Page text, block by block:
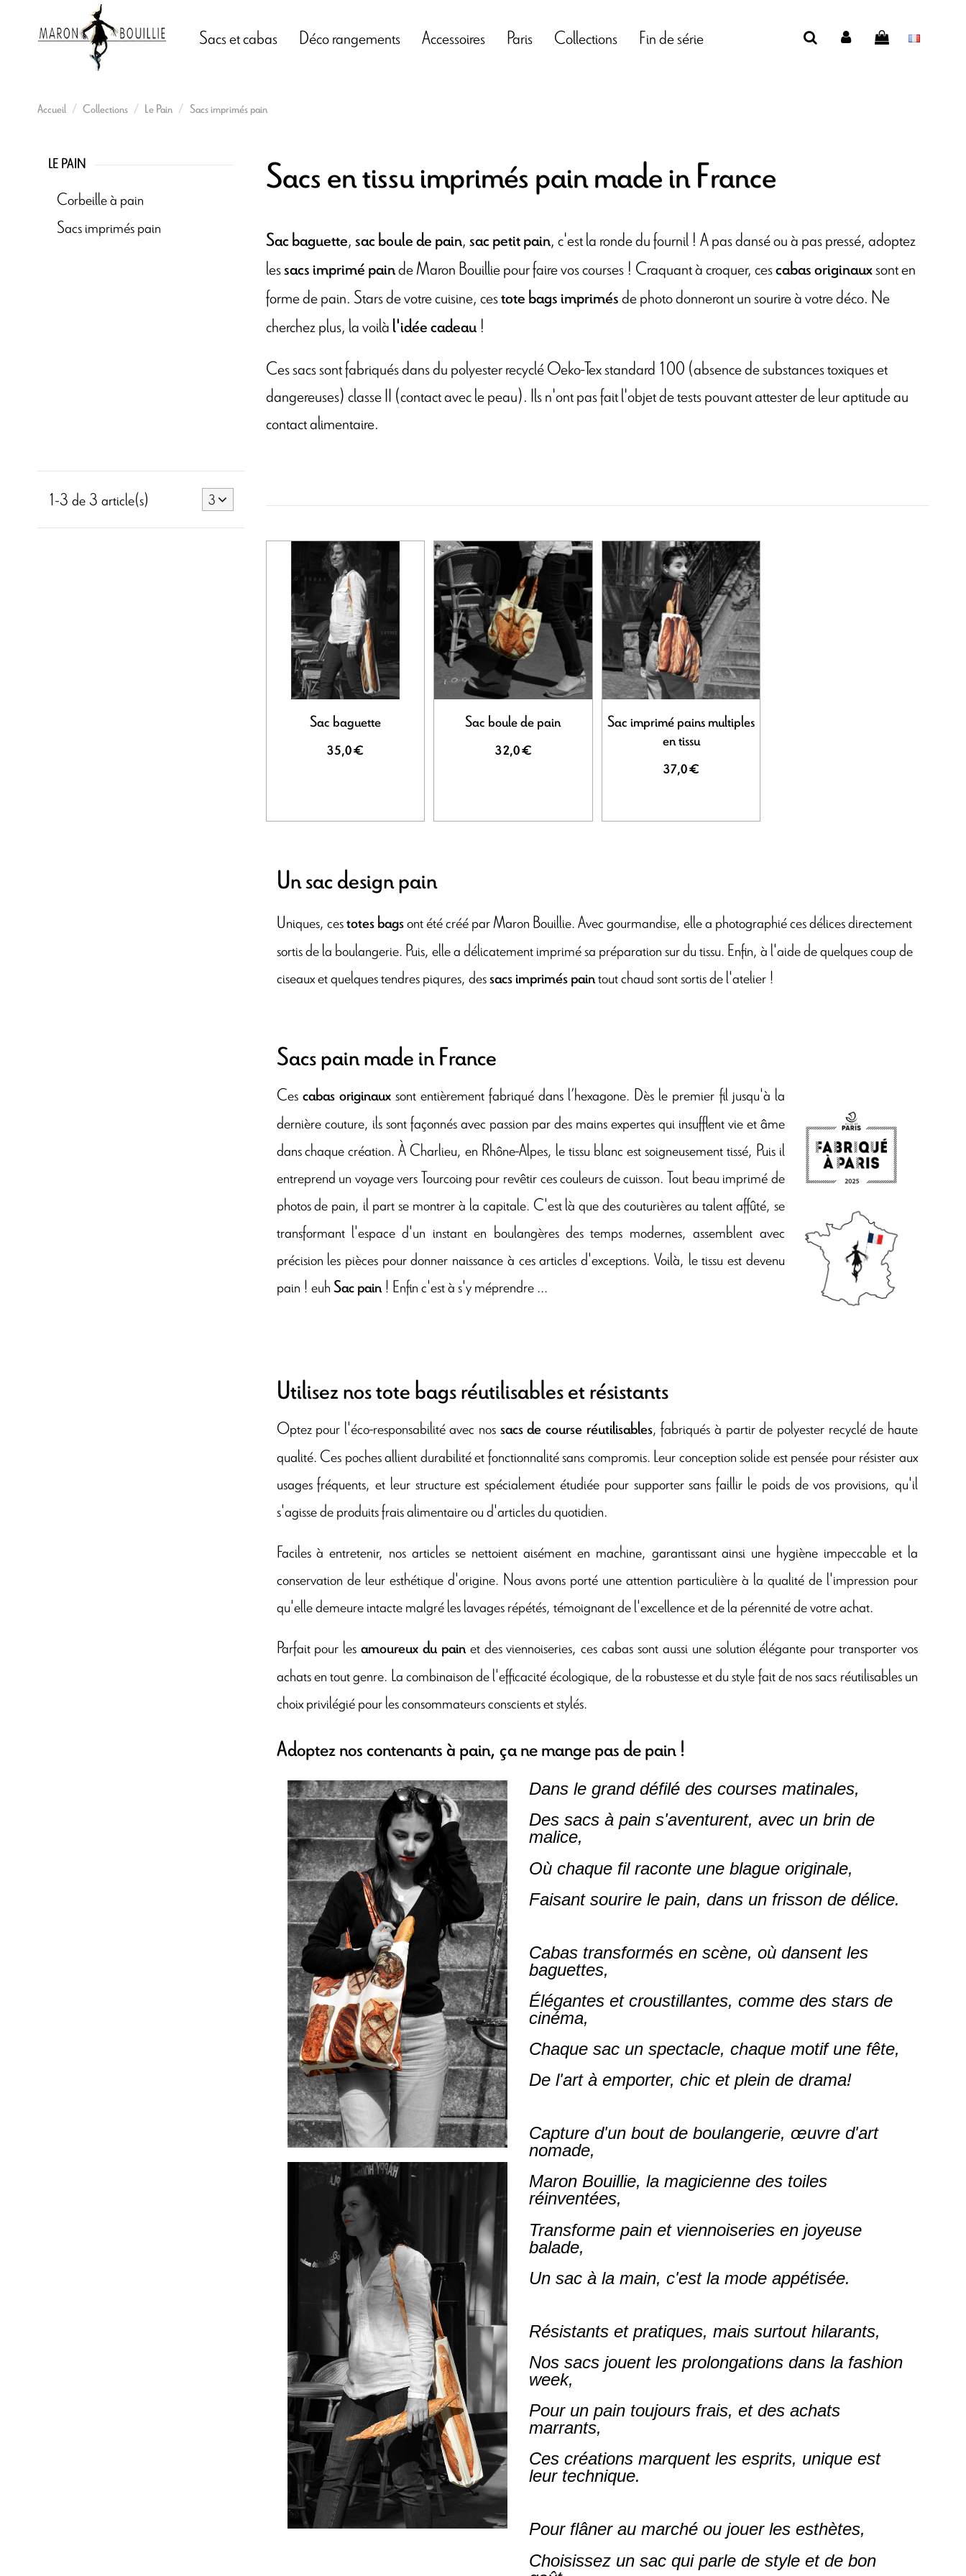
Sacs et cabas Déco rangements Accessoires Paris Collections Fin de série
Accueil Collections Le Pain Sacs imprimés pain
Sacs en tissu imprimés pain made in France
Sac baguette,sac boule de pain,sac petit pain, c'est la ronde du fournil ! A pas dansé ou à pas pressé, adoptez
lessacs imprimé painde Maron Bouillie pour faire vos courses ! Craquant à croquer, cescabas originauxsont en
forme de pain. Stars de votre cuisine, cestote bags imprimésde photo donneront un sourire à votre déco. Ne
cherchez plus, la voilàl'idée cadeau!
Ces sacs sont fabriqués dans du polyester recyclé Oeko-Tex standard 100 (absence de substances toxiques et
dangereuses) classe II (contact avec le peau). Ils n'ont pas fait l'objet de tests pouvant attester de leur aptitude au
contact alimentaire.
Sac baguette
35,0 €
Sac boule de pain
32,0 €
Sac imprimé pains multiples
en tissu
37,0 €
Un sac design pain
Uniques, cestotes bagsont été créé par Maron Bouillie. Avec gourmandise, elle a photographié ces délices directement
sortis de la boulangerie. Puis, elle a délicatement imprimé sa préparation sur du tissu. Enfin, à l'aide de quelques coup de
ciseaux et quelques tendres piqures, dessacs imprimés paintout chaud sont sortis de l'atelier !
Sacs pain made in France
Cescabas originauxsont entièrement fabriqué dans l’hexagone. Dès le premier fil jusqu'à la
dernière couture, ils sont façonnés avec passion par des mains expertes qui insufflent vie et âme
dans chaque création. À Charlieu, en Rhône-Alpes, le tissu blanc est soigneusement tissé, Puis il
entreprend un voyage vers Tourcoing pour revêtir ces couleurs de cuisson. Tout beau imprimé de
photos de pain, il part se montrer à la capitale. C'est là que des couturières au talent affûté, se
transformant l'espace d'un instant en boulangères des temps modernes, assemblent avec
précision les pièces pour donner naissance à ces articles d'exceptions. Voilà, le tissu est devenu
pain ! euhSac pain! Enfin c'est à s'y méprendre ...
Utilisez nos tote bags réutilisables et résistants
Optez pour l'éco-responsabilité avec nossacs de course réutilisables, fabriqués à partir de polyester recyclé de haute
qualité. Ces poches allient durabilité et fonctionnalité sans compromis. Leur conception solide est pensée pour résister aux
usages fréquents, et leur structure est spécialement étudiée pour supporter sans faillir le poids de vos provisions, qu'il
s'agisse de produits frais alimentaire ou d'articles du quotidien.
Faciles à entretenir, nos articles se nettoient aisément en machine, garantissant ainsi une hygiène impeccable et la
conservation de leur esthétique d'origine. Nous avons porté une attention particulière à la qualité de l'impression pour
qu'elle demeure intacte malgré les lavages répétés, témoignant de l'excellence et de la pérennité de votre achat.
Parfait pour lesamoureux du painet des viennoiseries, ces cabas sont aussi une solution élégante pour transporter vos
achats en tout genre. La combinaison de l'efficacité écologique, de la robustesse et du style fait de nos sacs réutilisables un
choix privilégié pour les consommateurs conscients et stylés.
Adoptez nos contenants à pain, ça ne mange pas de pain !
Dans le grand défilé des courses matinales,
Des sacs à pain s'aventurent, avec un brin de
malice,
Où chaque fil raconte une blague originale,
Faisant sourire le pain, dans un frisson de délice.
Cabas transformés en scène, où dansent les
baguettes,
Élégantes et croustillantes, comme des stars de
cinéma,
Chaque sac un spectacle, chaque motif une fête,
De l'art à emporter, chic et plein de drama!
Capture d'un bout de boulangerie, œuvre d'art
nomade,
Maron Bouillie, la magicienne des toiles
réinventées,
Transforme pain et viennoiseries en joyeuse
balade,
Un sac à la main, c'est la mode appétisée.
Résistants et pratiques, mais surtout hilarants,
Nos sacs jouent les prolongations dans la fashion
week,
Pour un pain toujours frais, et des achats
marrants,
Ces créations marquent les esprits, unique est
leur technique.
Pour flâner au marché ou jouer les esthètes,
Choisissez un sac qui parle de style et de bon
LE PAIN
Corbeille à pain
Sacs imprimés pain
1-3 de 3 article(s) 3